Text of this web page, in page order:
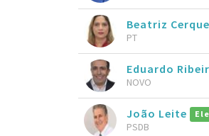
Beatriz
PT
Eduardo
NOVO
João Leite
PSDB